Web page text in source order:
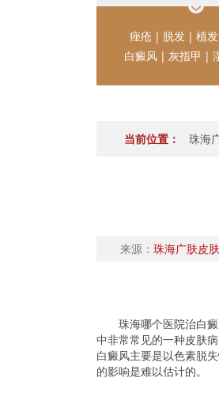
痤疮 | 脱发 | 植发
白癜风 | 灰指甲 |
当前位置： 珠海
来源： 珠海广肤皮
珠海哪个医院治白癜
中非常常见的一种皮肤
白癜风主要是以色素脱
的影响是难以估计的。